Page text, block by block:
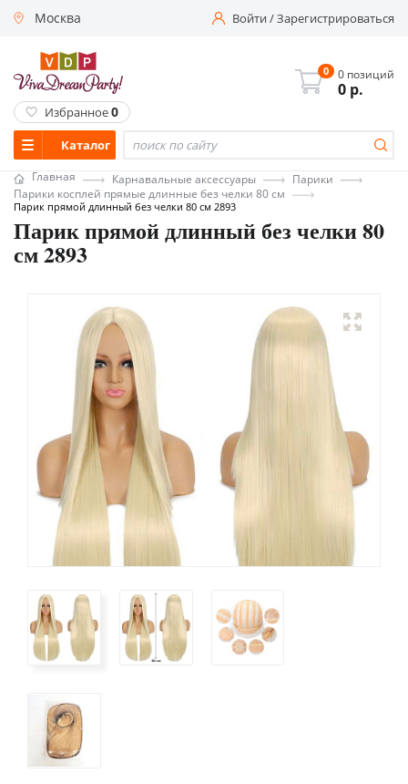
Москва Войти/Зарегистрироваться
Каталог
0 0 позиций
0 р.
Избранное0
Главная Карнавальные аксессуары
Парики
Парики косплей прямые длинные без челки 80 см
Парик прямой длинный без челки 80 см 2893
Парик прямой длинный без челки 80
см 2893